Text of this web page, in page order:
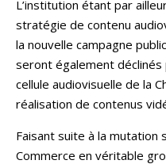
L’institution étant par
stratégie de contenu
la nouvelle campagne
seront également
cellule audiovisuelle de la
réalisation de contenus
Faisant suite à la mutation
Commerce en véritable